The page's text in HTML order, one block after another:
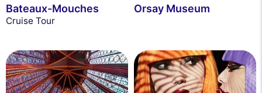
Bateaux-Mouches
Cruise Tour
Orsay Museum